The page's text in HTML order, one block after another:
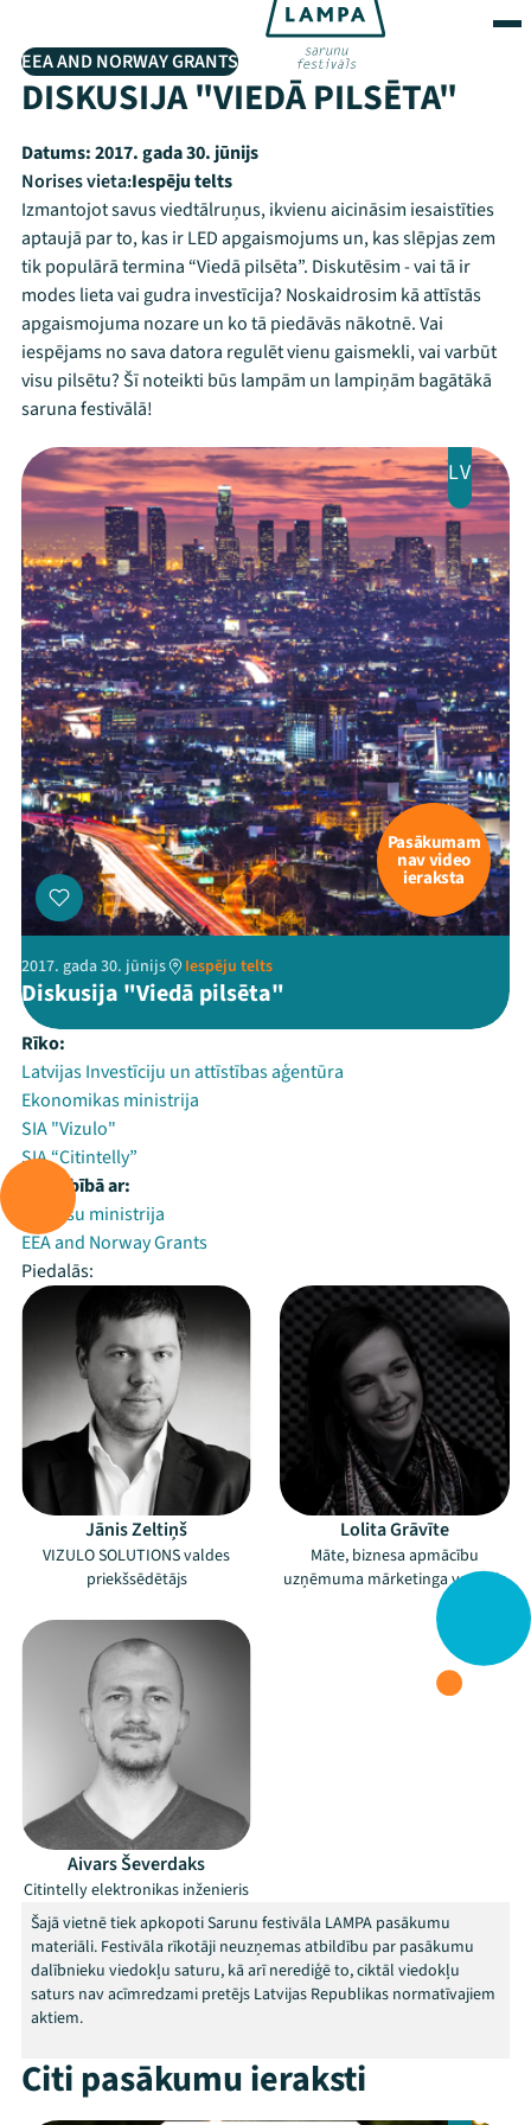
EEA AND NORWAY GRANTS
DISKUSIJA "VIEDĀ PILSĒTA"
Datums:2017. gada 30. jūnijs
Norises vieta:Iespēju telts
Izmantojot savus viedtālruņus, ikvienu aicināsim iesaistīties
aptaujā par to, kas ir LED apgaismojums un, kas slēpjas zem
tik populārā termina “Viedā pilsēta”. Diskutēsim - vai tā ir
modes lieta vai gudra investīcija? Noskaidrosim kā attīstās
apgaismojuma nozare un ko tā piedāvās nākotnē. Vai
iespējams no sava datora regulēt vienu gaismekli, vai varbūt
visu pilsētu? Šī noteikti būs lampām un lampiņām bagātākā
saruna festivālā!
LV
Pasākumam
nav video
ieraksta
2017. gada 30. jūnijs Iespēju telts
Diskusija "Viedā pilsēta"
Rīko:
Latvijas Investīciju un attīstības aģentūra
Ekonomikas ministrija
SIA "Vizulo"
SIA “Citintelly”
Sadarbībā ar:
Finanšu ministrija
EEA and Norway Grants
Piedalās:
Jānis Zeltiņš
VIZULO SOLUTIONS valdes
priekšsēdētājs
Lolita Grāvīte
Māte, biznesa apmācību
uzņēmuma mārketinga vadītāja
Aivars Ševerdaks
Citintelly elektronikas inženieris
Šajā vietnē tiek apkopoti Sarunu festivāla LAMPA pasākumu
materiāli. Festivāla rīkotāji neuzņemas atbildību par pasākumu
dalībnieku viedokļu saturu, kā arī nerediģē to, ciktāl viedokļu
saturs nav acīmredzami pretējs Latvijas Republikas normatīvajiem
aktiem.
Citi pasākumu ieraksti